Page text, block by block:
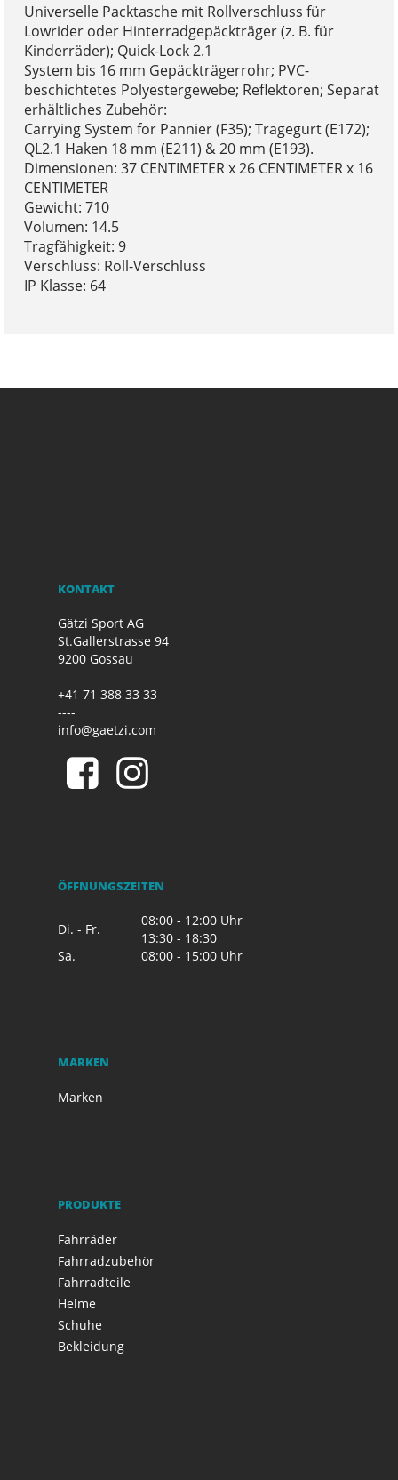
Universelle Packtasche mit Rollverschluss für
Lowrider oder Hinterradgepäckträger (z. B. für
Kinderräder); Quick-Lock 2.1
System bis 16 mm Gepäckträgerrohr; PVC-
beschichtetes Polyestergewebe; Reflektoren; Separat
erhältliches Zubehör:
Carrying System for Pannier (F35); Tragegurt (E172);
QL2.1 Haken 18 mm (E211) & 20 mm (E193).
Dimensionen: 37 CENTIMETER x 26 CENTIMETER x 16
CENTIMETER
Gewicht: 710
Volumen: 14.5
Tragfähigkeit: 9
Verschluss: Roll-Verschluss
IP Klasse: 64
KONTAKT
Gätzi Sport AG
St.Gallerstrasse 94
9200 Gossau
+41 71 388 33 33
----
info@gaetzi.com
ÖFFNUNGSZEITEN
Di. - Fr.
08:00 - 12:00 Uhr
13:30 - 18:30
Sa.
08:00 - 15:00 Uhr
MARKEN
Marken
PRODUKTE
Fahrräder
Fahrradzubehör
Fahrradteile
Helme
Schuhe
Bekleidung